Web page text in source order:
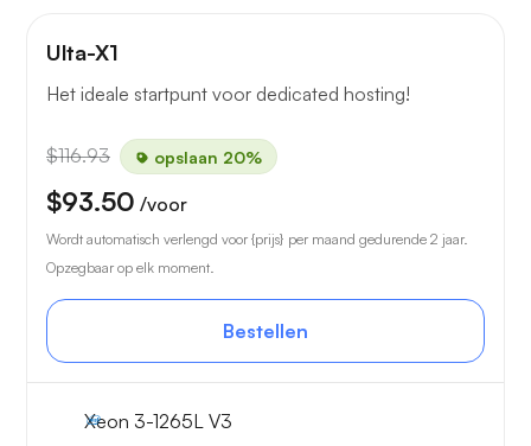
Ulta-X1
Het ideale startpunt voor dedicated hosting!
$116.93 opslaan 20%
$93.50 /voor
Wordt automatisch verlengd voor {prijs} per maand gedurende 2 jaar.
Opzegbaar op elk moment.
Bestellen
Xeon 3-1265L V3